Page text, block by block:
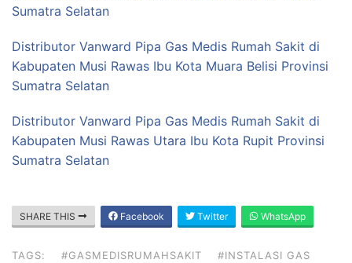
Sumatra Selatan
Distributor Vanward Pipa Gas Medis Rumah Sakit di
Kabupaten Musi Rawas Ibu Kota Muara Belisi Provinsi
Sumatra Selatan
Distributor Vanward Pipa Gas Medis Rumah Sakit di
Kabupaten Musi Rawas Utara Ibu Kota Rupit Provinsi
Sumatra Selatan
SHARE THIS Facebook Twitter WhatsApp
TAGS: #GASMEDISRUMAHSAKIT
#INSTALASI GAS